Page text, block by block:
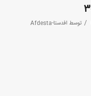
/ توسط افدستا-Afdesta